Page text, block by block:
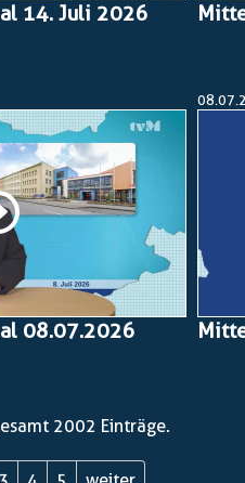
14. Juli 2026
08.07.2026
2002 Einträge.